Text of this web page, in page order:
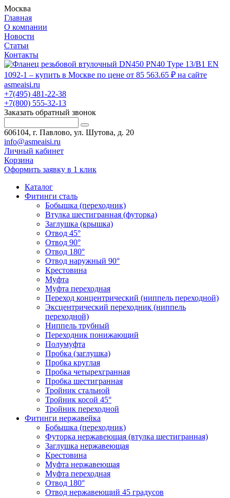
Москва
Главная
О компании
Новости
Статьи
Контакты
+7(495) 481-22-38
+7(800) 555-32-13
Заказать обратный звонок
606104, г. Павлово, ул. Шутова, д. 20
info@asmeaisi.ru
Личный кабинет
Корзина
Оформить заявку в 1 клик
Каталог
Фитинги сталь
Бобышка (переходник)
Втулка шестигранная (футорка)
Заглушка (крышка)
Отвод 45°
Отвод 90°
Отвод 180°
Отвод наружный 90°
Крестовина
Муфта
Муфта переходная
Переход концентрический (ниппель переходной)
Эксцентрический переходник (ниппель
переходной)
Ниппель трубный
Переходник понижающий
Полумуфта
Пробка (заглушка)
Пробка круглая
Пробка четырехгранная
Пробка шестигранная
Тройник стальной
Тройник косой 45°
Тройник переходной
Фитинги нержавейка
Бобышка (переходник)
Футорка нержавеющая (втулка шестигранная)
Заглушка нержавеющая
Крестовина
Муфта нержавеющая
Муфта переходная
Отвод 180°
Отвод нержавеющий 45 градусов